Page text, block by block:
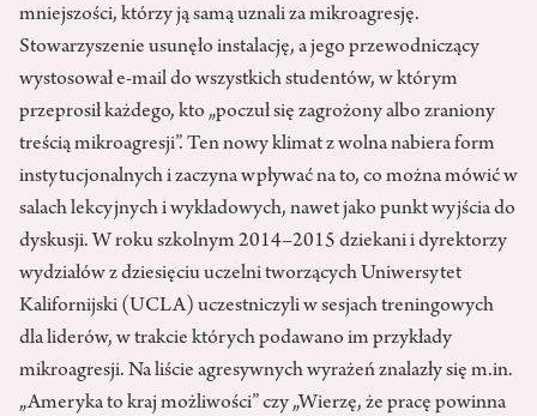
mniejszości, którzy ją samą uznali za mikroagresję.
Stowarzyszenie usunęło instalację, a jego przewodniczący
wystosował e-mail do wszystkich studentów, w którym
przeprosił każdego, kto „poczuł się zagrożony albo zraniony
treścią mikroagresji”. Ten nowy klimat z wolna nabiera form
instytucjonalnych i zaczyna wpływać na to, co można mówić w
salach lekcyjnych i wykładowych, nawet jako punkt wyjścia do
dyskusji. W roku szkolnym 2014–2015 dziekani i dyrektorzy
wydziałów z dziesięciu uczelni tworzących Uniwersytet
Kalifornijski (UCLA) uczestniczyli w sesjach treningowych
dla liderów, w trakcie których podawano im przykłady
mikroagresji. Na liście agresywnych wyrażeń znalazły się m.in.
„Ameryka to kraj możliwości” czy „Wierzę, że pracę powinna